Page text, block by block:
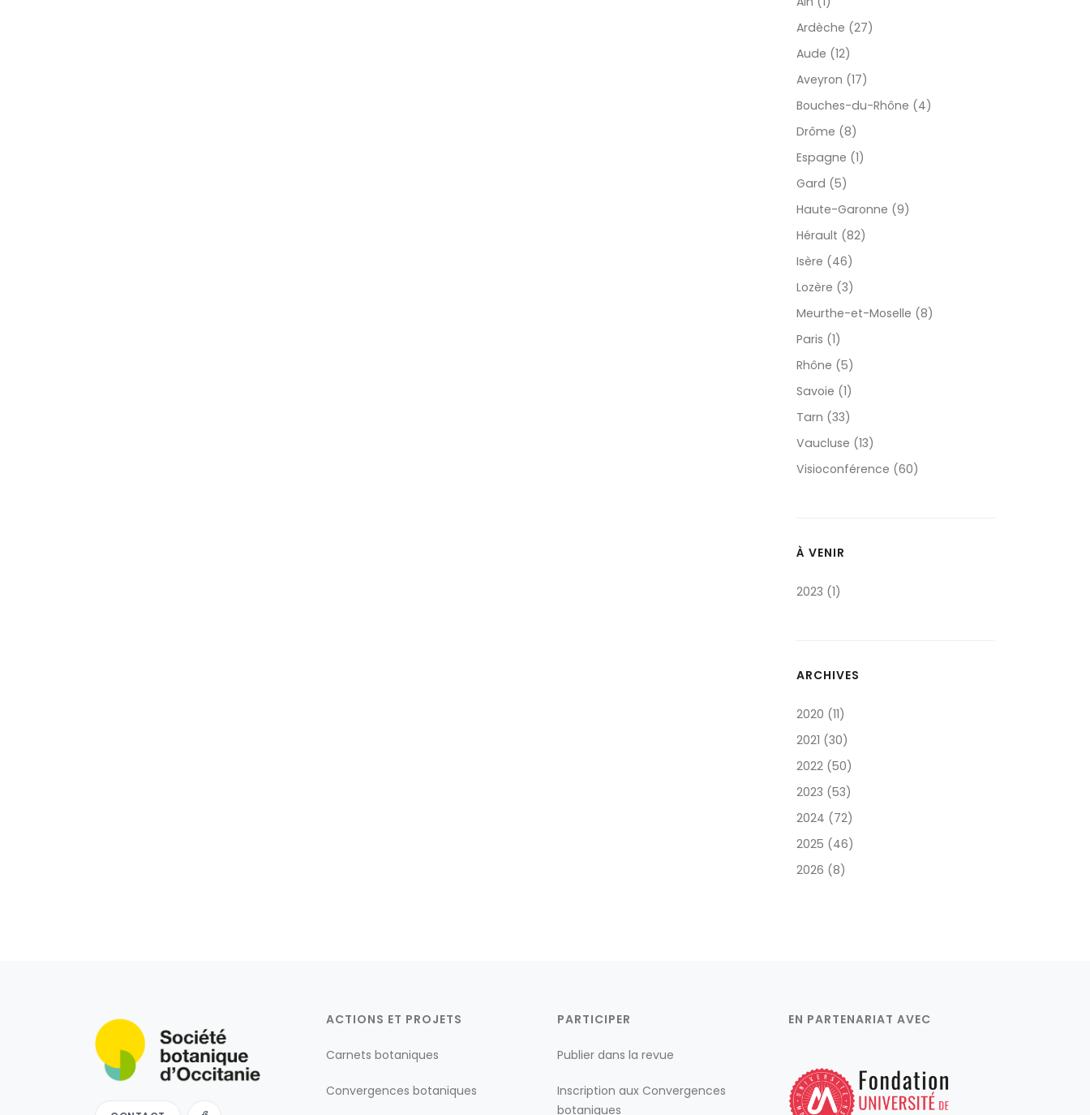
Ardèche (27)
Aude (12)
Aveyron (17)
Bouches-du-Rhône (4)
Drôme (8)
Espagne (1)
Gard (5)
Haute-Garonne (9)
Hérault (82)
Isère (46)
Lozère (3)
Meurthe-et-Moselle (8)
Paris (1)
Rhône (5)
Savoie (1)
Tarn (33)
Vaucluse (13)
Visioconférence (60)
À VENIR
2023 (1)
ARCHIVES
2020 (11)
2021 (30)
2022 (50)
2023 (53)
2024 (72)
2025 (46)
2026 (8)
ACTIONS ET PROJETS
Carnets botaniques
Convergences botaniques
PARTICIPER
Publier dans la revue
Inscription aux Convergences
botaniques
EN PARTENARIAT AVEC